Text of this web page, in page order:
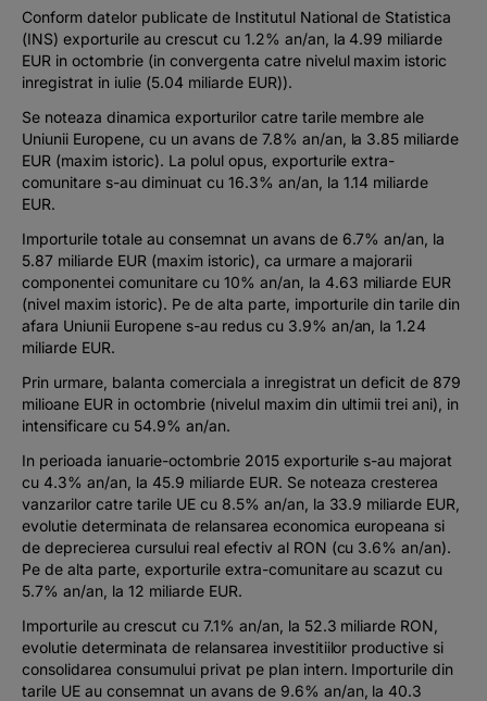
Pentru antreprenori
Banking, pe relaxare
Conform datelor publicate de Institutul National de Statistica
(INS) exporturile au crescut cu 1.2% an/an, la 4.99 miliarde
EUR in octombrie (in convergenta catre nivelul maxim istoric
inregistrat in iulie (5.04 miliarde EUR)).
Se noteaza dinamica exporturilor catre tarile membre ale
Uniunii Europene, cu un avans de 7.8% an/an, la 3.85 miliarde
EUR (maxim istoric). La polul opus, exporturile extra-
comunitare s-au diminuat cu 16.3% an/an, la 1.14 miliarde
EUR.
Importurile totale au consemnat un avans de 6.7% an/an, la
5.87 miliarde EUR (maxim istoric), ca urmare a majorarii
componentei comunitare cu 10% an/an, la 4.63 miliarde EUR
(nivel maxim istoric). Pe de alta parte, importurile din tarile din
afara Uniunii Europene s-au redus cu 3.9% an/an, la 1.24
miliarde EUR.
Prin urmare, balanta comerciala a inregistrat un deficit de 879
milioane EUR in octombrie (nivelul maxim din ultimii trei ani), in
intensificare cu 54.9% an/an.
In perioada ianuarie-octombrie 2015 exporturile s-au majorat
cu 4.3% an/an, la 45.9 miliarde EUR. Se noteaza cresterea
vanzarilor catre tarile UE cu 8.5% an/an, la 33.9 miliarde EUR,
evolutie determinata de relansarea economica europeana si
de deprecierea cursului real efectiv al RON (cu 3.6% an/an).
Pe de alta parte, exporturile extra-comunitare au scazut cu
5.7% an/an, la 12 miliarde EUR.
Importurile au crescut cu 7.1% an/an, la 52.3 miliarde RON,
evolutie determinata de relansarea investitiilor productive si
consolidarea consumului privat pe plan intern. Importurile din
tarile UE au consemnat un avans de 9.6% an/an, la 40.3